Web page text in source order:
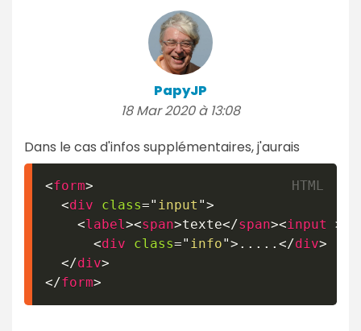
PapyJP
18 Mar 2020 à 13:08
Dans le cas d'infos supplémentaires, j'aurais
<form>
<div class=" input ">
<label ><span>texte</span><input >
<div class=" info"> ..... </div>
</div>
</form>